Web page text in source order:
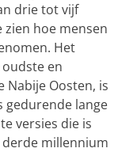
drie tot vijf
zien hoe mensen
Het
en
Nabije Oosten, is
gedurende lange
versies die is
millennium